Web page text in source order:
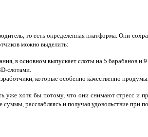
то есть определенная платформа. Они
можно выделить:
в основном выпускает слоты на 5 барабанов и 9
слотами.
которые особенно качественно
уже хотя бы потому, что они снимают стресс и
суммы, расслабляясь и получая удовольствие при